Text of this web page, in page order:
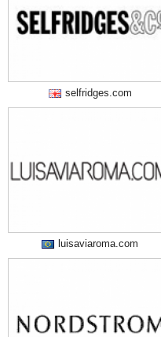
selfridges.com
luisaviaroma.com